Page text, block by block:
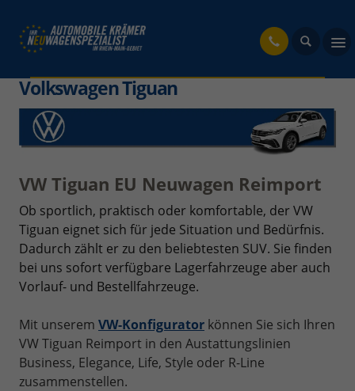
Volkswagen Tiguan
VW Tiguan EU Neuwagen Reimport
Ob sportlich, praktisch oder komfortable, der VW
Tiguan eignet sich für jede Situation und Bedürfnis.
Dadurch zählt er zu den beliebtesten SUV. Sie finden
bei uns sofort verfügbare Lagerfahrzeuge aber auch
Vorlauf- und Bestellfahrzeuge.
Mit unserem VW-Konfigurator können Sie sich Ihren
VW Tiguan Reimport in den Austattungslinien
Business, Elegance, Life, Style oder R-Line
zusammenstellen.